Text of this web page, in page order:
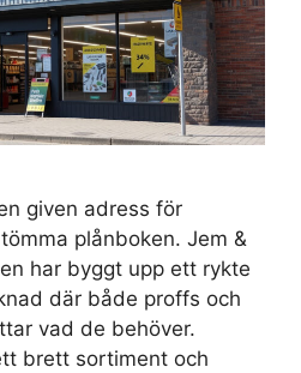
given adress för
plånboken. Jem &
har byggt upp ett rykte
där både proffs och
vad de behöver.
brett sortiment och